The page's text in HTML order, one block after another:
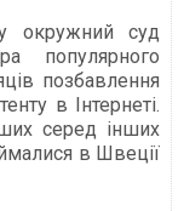
окружний суд
популярного
позбавлення
в Інтернеті.
серед інших
в Швеції